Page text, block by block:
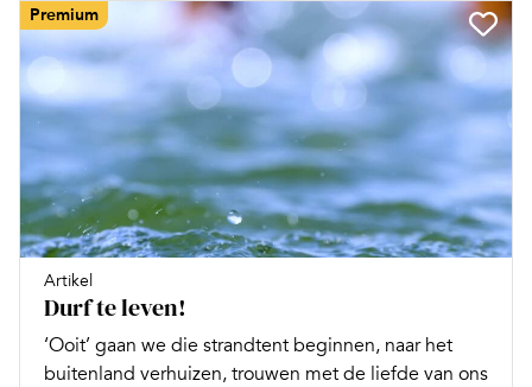
Premium
Artikel
Durf te leven!
‘Ooit’ gaan we die strandtent beginnen, naar het
buitenland verhuizen, trouwen met de liefde van ons